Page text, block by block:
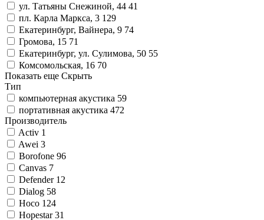
ул. Татьяны Снежиной, 44 41
пл. Карла Маркса, 3 129
Екатеринбург, Вайнера, 9 74
Громова, 15 71
Екатеринбург, ул. Сулимова, 50 55
Комсомольская, 16 70
Показать еще Скрыть
Тип
компьютерная акустика 59
портативная акустика 472
Производитель
Activ 1
Awei 3
Borofone 96
Canvas 7
Defender 12
Dialog 58
Hoco 124
Hopestar 31